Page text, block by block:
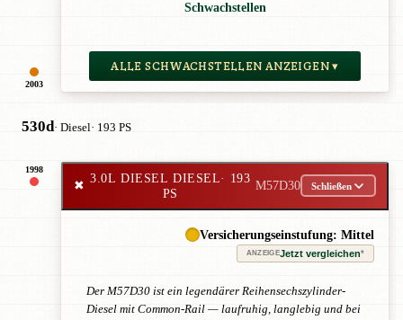
2003
Schwachstellen
ALLE SCHWACHSTELLEN ANZEIGEN ▾
530d· Diesel· 193 PS
1998
✖
3.0L DIESEL DIESEL· 193
PS
M57D30 Schließen
Versicherungseinstufung: Mittel
ANZEIGEJetzt vergleichen*
Der M57D30 ist ein legendärer Reihensechszylinder-
Diesel mit Common-Rail — laufruhig, langlebig und bei